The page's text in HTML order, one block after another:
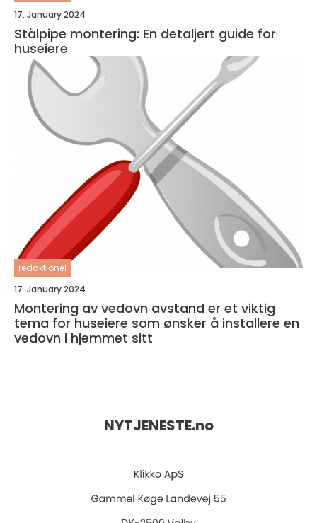
17. January 2024
Stålpipe montering: En detaljert guide for
huseiere
redaktionel
17. January 2024
Montering av vedovn avstand er et viktig
tema for huseiere som ønsker å installere en
vedovn i hjemmet sitt
NYTJENESTE.no